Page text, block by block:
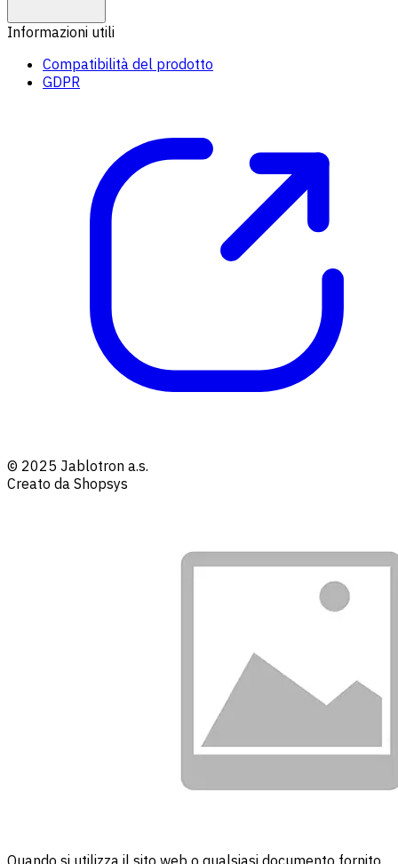
Informazioni utili
Compatibilità del prodotto
GDPR
© 2025 Jablotron a.s.
Creato da Shopsys
Quando si utilizza il sito web o qualsiasi documento fornito